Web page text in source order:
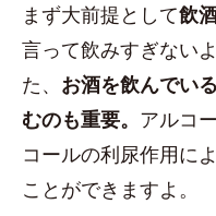
まず大前提として飲
言って飲みすぎない
た、 お酒を飲んでい
むのも重要。 アルコ
コールの利尿作用に
ことができますよ。